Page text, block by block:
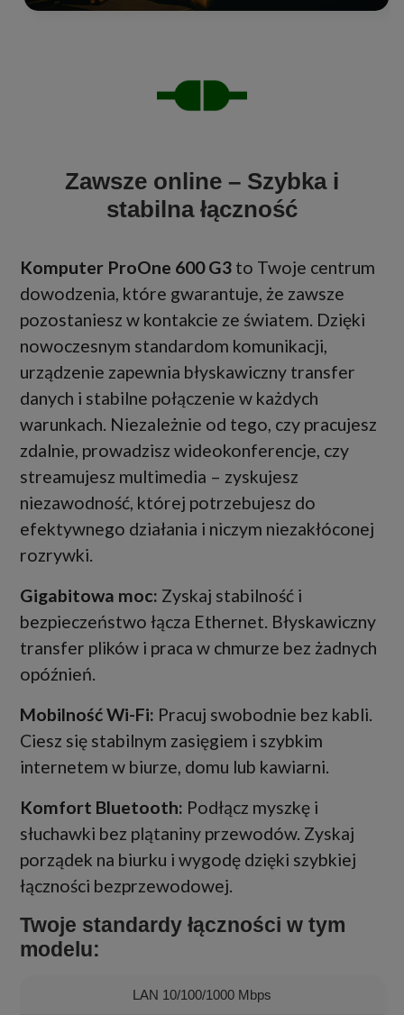
Zawsze online – Szybka i
stabilna łączność
Komputer ProOne 600 G3 to Twoje centrum
dowodzenia, które gwarantuje, że zawsze
pozostaniesz w kontakcie ze światem. Dzięki
nowoczesnym standardom komunikacji,
urządzenie zapewnia błyskawiczny transfer
danych i stabilne połączenie w każdych
warunkach. Niezależnie od tego, czy pracujesz
zdalnie, prowadzisz wideokonferencje, czy
streamujesz multimedia – zyskujesz
niezawodność, której potrzebujesz do
efektywnego działania i niczym niezakłóconej
rozrywki.
Gigabitowa moc: Zyskaj stabilność i
bezpieczeństwo łącza Ethernet. Błyskawiczny
transfer plików i praca w chmurze bez żadnych
opóźnień.
Mobilność Wi-Fi: Pracuj swobodnie bez kabli.
Ciesz się stabilnym zasięgiem i szybkim
internetem w biurze, domu lub kawiarni.
Komfort Bluetooth: Podłącz myszkę i
słuchawki bez plątaniny przewodów. Zyskaj
porządek na biurku i wygodę dzięki szybkiej
łączności bezprzewodowej.
Twoje standardy łączności w tym
modelu:
LAN 10/100/1000 Mbps